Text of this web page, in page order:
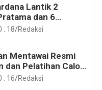
Lantik 2
dan 6
di Lingkungan
: 18 Redaksi
Mentawai Resmi
dan Pelatihan Calon
2026
: 16 Redaksi